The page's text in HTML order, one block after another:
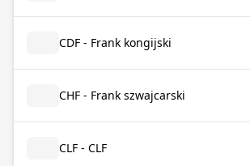
CDF - Frank kongijski
CHF - Frank szwajcarski
CLF - CLF